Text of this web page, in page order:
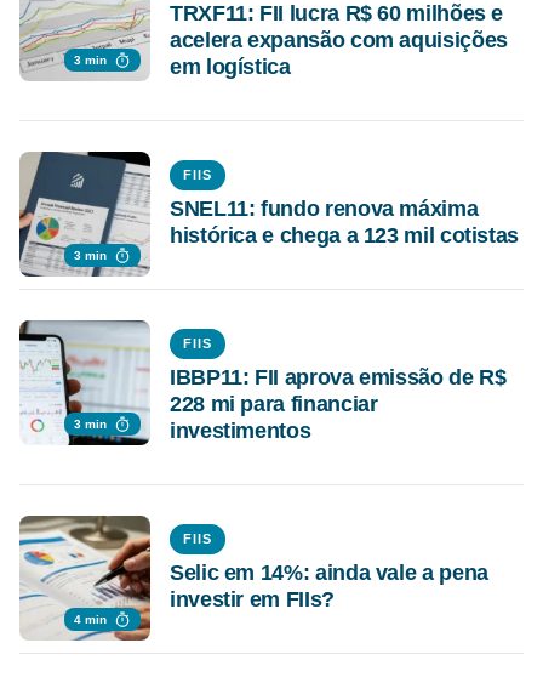
3 min
TRXF11: FII lucra R$ 60 milhões e
acelera expansão com aquisições
em logística
3 min
FIIS
SNEL11: fundo renova máxima
histórica e chega a 123 mil cotistas
3 min
FIIS
IBBP11: FII aprova emissão de R$
228 mi para financiar
investimentos
4 min
FIIS
Selic em 14%: ainda vale a pena
investir em FIIs?